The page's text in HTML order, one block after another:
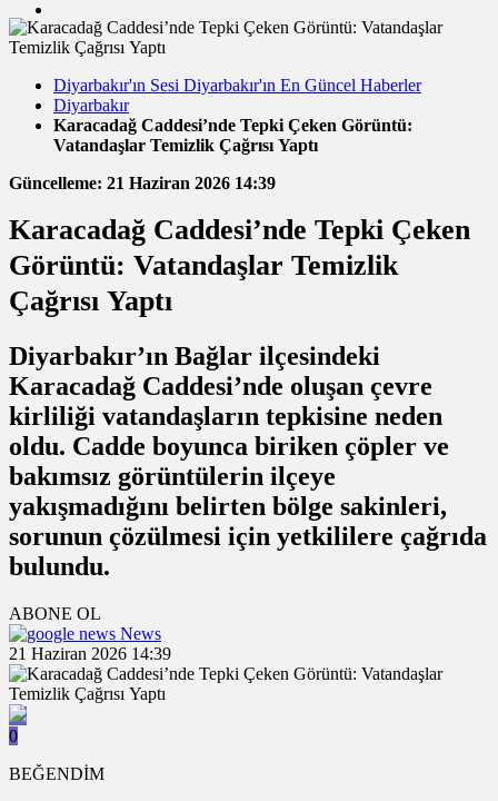
Diyarbakır'ın Sesi Diyarbakır'ın En Güncel Haberler
Diyarbakır
Karacadağ Caddesi’nde Tepki Çeken Görüntü:
Vatandaşlar Temizlik Çağrısı Yaptı
Güncelleme: 21 Haziran 2026 14:39
Karacadağ Caddesi’nde Tepki Çeken
Görüntü: Vatandaşlar Temizlik
Çağrısı Yaptı
Diyarbakır’ın Bağlar ilçesindeki
Karacadağ Caddesi’nde oluşan çevre
kirliliği vatandaşların tepkisine neden
oldu. Cadde boyunca biriken çöpler ve
bakımsız görüntülerin ilçeye
yakışmadığını belirten bölge sakinleri,
sorunun çözülmesi için yetkililere çağrıda
bulundu.
ABONE OL
News
21 Haziran 2026 14:39
0
BEĞENDİM